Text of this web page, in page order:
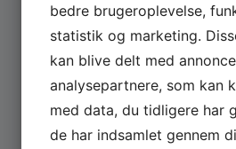
Se hele udvalget af Güde og
til professionelt
GÅ TIL
bedre brugeroplevelse,
statistik og marketing.
kan blive delt med
analysepartnere, som kan
med data, du tidligere har
de har indsamlet gennem